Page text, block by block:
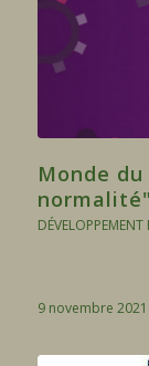
Monde
normalité"
DÉVELOPPEMENT
9 novembre 2021